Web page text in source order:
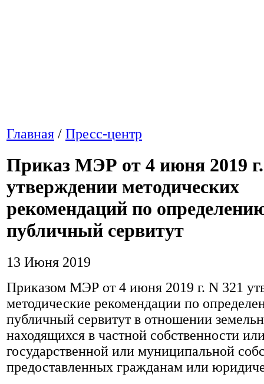
Главная / Пресс-центр
Приказ МЭР от 4 июня 2019 г.
утверждении методических
рекомендаций по
публичный сервитут
13 Июня 2019
Приказом МЭР от 4 июня 2019 г. N 321
методические рекомендации по
публичный сервитут в отношении
находящихся в частной собственности
государственной или муниципальной
предоставленных гражданам или